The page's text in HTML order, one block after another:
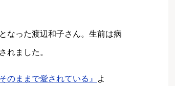
なった渡辺和子さん。生前は病
れました。
のままで愛されている』 よ